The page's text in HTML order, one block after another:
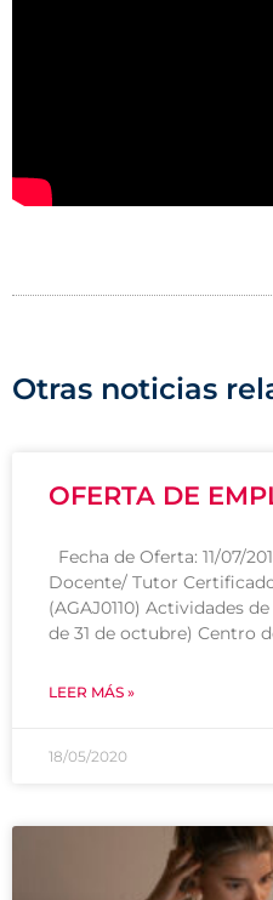
Otras noticias
OFERTA DE
Fecha de Oferta: 11/07/
Docente/ Tutor
(AGAJ0110) Actividades
de 31 de octubre) Centro
LEER MÁS »
18/05/2020